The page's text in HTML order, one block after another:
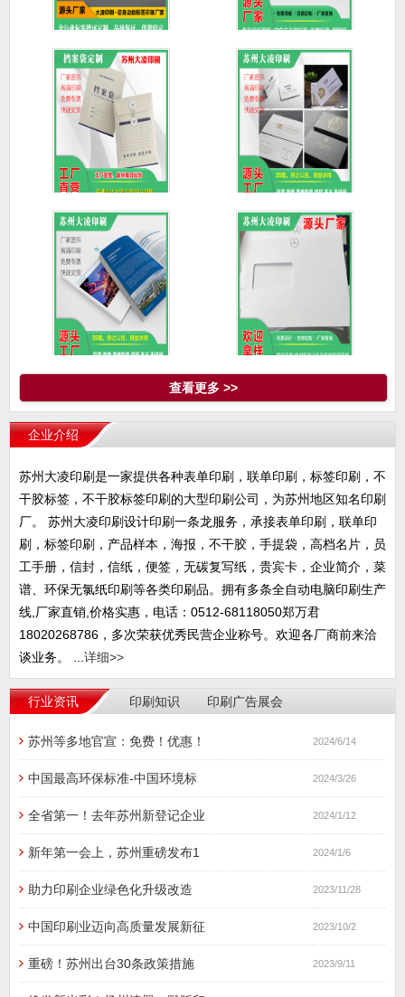
书写纸不干胶标签|不干
胶标签
铜版纸卷筒标签/条形码
标签纸
资料袋/档案袋/名片/手提
袋
苏州名片印刷高端名片
设计制作
查看更多 >>
企业介绍
苏州大凌印刷是一家提供各种表单印刷，联单印刷，标签印刷，不
干胶标签，不干胶标签印刷的大型印刷公司，为苏州地区知名印刷
厂。 苏州大凌印刷设计印刷一条龙服务，承接表单印刷，联单印
刷，标签印刷，产品样本，海报，不干胶，手提袋，高档名片，员
工手册，信封，信纸，便签，无碳复写纸，贵宾卡，企业简介，菜
谱、环保无氯纸印刷等各类印刷品。拥有多条全自动电脑印刷生产
线,厂家直销,价格实惠，电话：0512-68118050郑万君
18020268786，多次荣获优秀民营企业称号。欢迎各厂商前来洽
谈业务。 ...详细>>
行业资讯 印刷知识 印刷广告展会
苏州等多地官宣：免费！优惠！ 2024/6/14
中国最高环保标准-中国环境标 2024/3/26
全省第一！去年苏州新登记企业 2024/1/12
新年第一会上，苏州重磅发布1 2024/1/6
助力印刷企业绿色化升级改造 2023/11/28
中国印刷业迈向高质量发展新征 2023/10/2
重磅！苏州出台30条政策措施 2023/9/11